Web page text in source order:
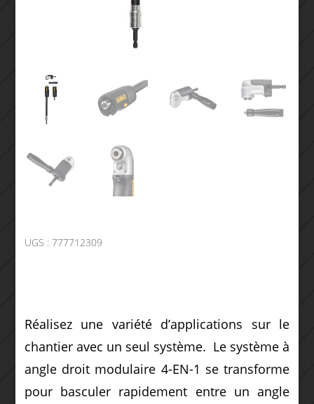
UGS : 777712309
Réalisez une variété d’applications sur le
chantier avec un seul système. Le système à
angle droit modulaire 4-EN-1 se transforme
pour basculer rapidement entre un angle